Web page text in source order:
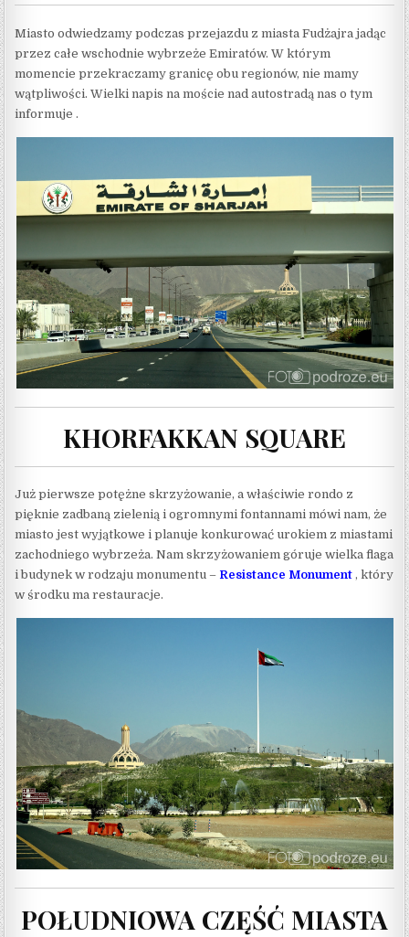
Miasto odwiedzamy podczas przejazdu z miasta Fudżajra jadąc
przez całe wschodnie wybrzeże Emiratów. W którym
momencie przekraczamy granicę obu regionów, nie mamy
wątpliwości. Wielki napis na moście nad autostradą nas o tym
informuje .
KHORFAKKAN SQUARE
Już pierwsze potężne skrzyżowanie, a właściwie rondo z
pięknie zadbaną zielenią i ogromnymi fontannami mówi nam, że
miasto jest wyjątkowe i planuje konkurować urokiem z miastami
zachodniego wybrzeża. Nam skrzyżowaniem góruje wielka flaga
i budynek w rodzaju monumentu – Resistance Monument , który
w środku ma restauracje.
POŁUDNIOWA CZĘŚĆ MIASTA